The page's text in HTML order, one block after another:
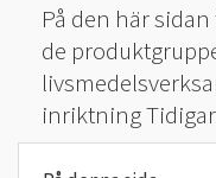
På den här
de
inriktning